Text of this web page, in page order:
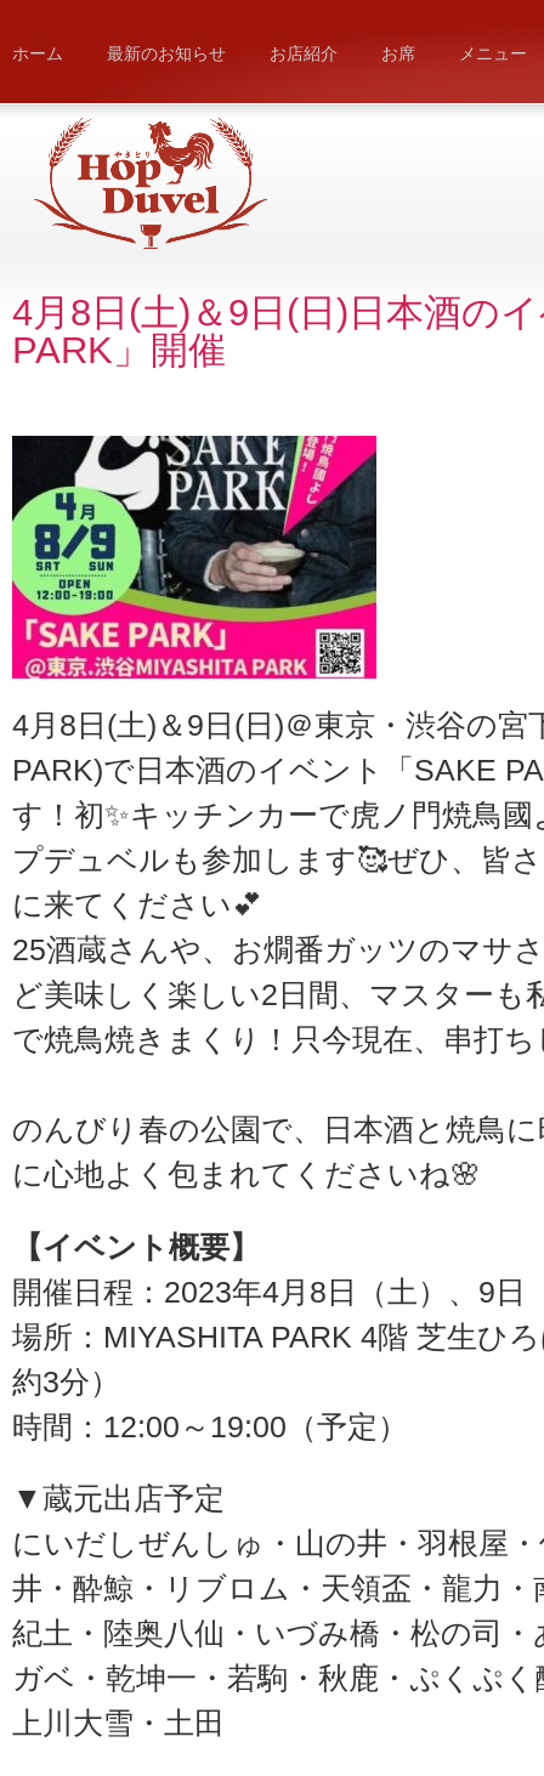
ホーム 最新のお知らせ お店紹介 お席 メニュー
4月8日(土)＆9日(日)日本酒の
PARK」開催
4月8日(土)＆9日(日)＠東京・渋谷の宮
PARK)で日本酒のイベント「SAKE
す！初✨キッチンカーで虎ノ門焼鳥
プデュベルも参加します🥰ぜひ、皆
に来てください💕
25酒蔵さんや、お燗番ガッツのマサ
ど美味しく楽しい2日間、マスターも
で焼鳥焼きまくり！只今現在、串打
のんびり春の公園で、日本酒と焼鳥
に心地よく包まれてくださいね🌸
【イベント概要】
開催日程：2023年4月8日（土）、9日
場所：MIYASHITA PARK 4階 芝生ひ
約3分）
時間：12:00～19:00（予定）
▼蔵元出店予定
にいだしぜんしゅ・山の井・羽根屋
井・酔鯨・リブロム・天領盃・龍力・
紀土・陸奥八仙・いづみ橋・松の司
ガベ・乾坤一・若駒・秋鹿・ぷくぷ
上川大雪・土田